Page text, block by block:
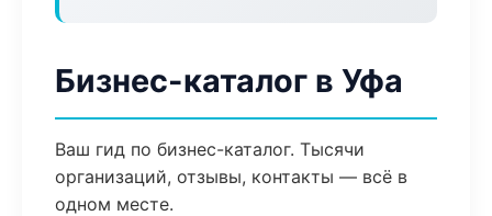
Бизнес-каталог в Уфа
Ваш гид по бизнес-каталог. Тысячи
организаций, отзывы, контакты — всё в
одном месте.